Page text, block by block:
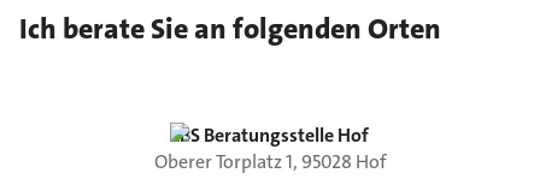
Ich berate Sie an folgenden Orten
LBS Beratungsstelle Hof
Oberer Torplatz1,95028 Hof